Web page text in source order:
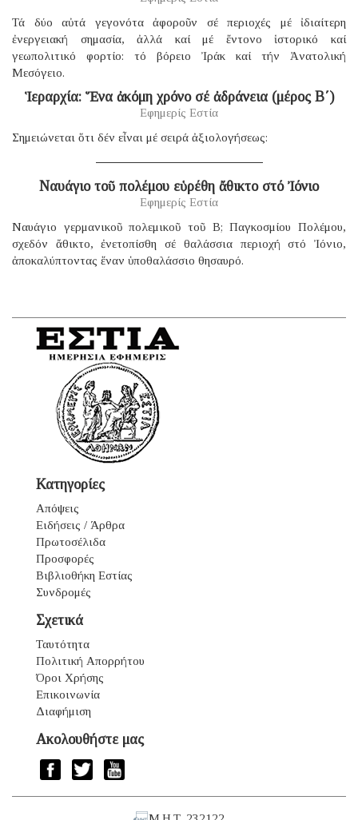
Τά δύο αὐτά γεγονότα ἀφοροῦν σέ περιοχές μέ ἰδιαίτερη
ἐνεργειακή σημασία, ἀλλά καί μέ ἔντονο ἱστορικό καί
γεωπολιτικό φορτίο: τό βόρειο Ἰράκ καί τήν Ἀνατολική
Μεσόγειο.
Ἱεραρχία: Ἕνα ἀκόμη χρόνο σέ ἀδράνεια (μέρος B΄)
Εφημερίς Εστία
Σημειώνεται ὅτι δέν εἶναι μέ σειρά ἀξιολογήσεως:
Ναυάγιο τοῦ πολέμου εὑρέθη ἄθικτο στό Ἰόνιο
Εφημερίς Εστία
Ναυάγιο γερμανικοῦ πολεμικοῦ τοῦ B; Παγκοσμίου Πολέμου,
σχεδόν ἄθικτο, ἐνετοπίσθη σέ θαλάσσια περιοχή στό Ἰόνιο,
ἀποκαλύπτοντας ἕναν ὑποθαλάσσιο θησαυρό.
Κατηγορίες
Απόψεις
Ειδήσεις / Άρθρα
Πρωτοσέλιδα
Προσφορές
Βιβλιοθήκη Εστίας
Συνδρομές
Σχετικά
Ταυτότητα
Πολιτική Απορρήτου
Όροι Χρήσης
Επικοινωνία
Διαφήμιση
Ακολουθήστε μας